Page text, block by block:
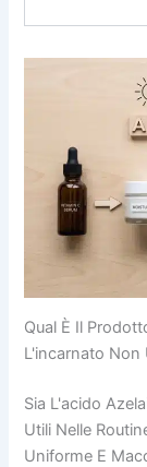
Qual È Il
L'incarnato Non
Sia L'acido
Utili Nelle
Uniforme E